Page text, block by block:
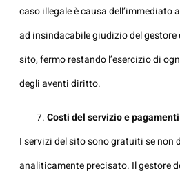
caso illegale è causa dell’immediato
ad insindacabile giudizio del gestore
sito, fermo restando l’esercizio di
degli aventi diritto.
Costi del servizio e pagamenti
I servizi del sito sono gratuiti se non
analiticamente precisato. Il gestore